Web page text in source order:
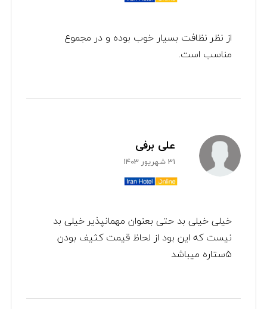
از نظر نظافت بسیار خوب بوده و در مجموع
مناسب است.
علی برفی
31 شهریور 1403
خیلی خیلی بد حتی بعنوان مهمانپذیر خیلی بد
نیست که این بود از لحاظ قیمت کثیف بودن
۵ستاره میباشد